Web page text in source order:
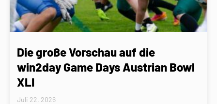
Die große Vorschau auf die
win2day Game Days Austrian Bowl
XLI
Juli 22, 2026